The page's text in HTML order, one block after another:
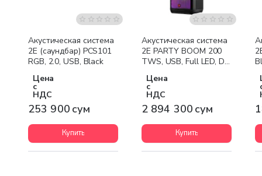
Акустическая система
2E (саундбар) PCS101
RGB, 2.0, USB, Black
Цена
с
НДС
253 900 сум
Купить
Акустическая система
2E PARTY BOOM 200
TWS, USB, Full LED, DJ
Цена
с
НДС
2 894 300 сум
Купить